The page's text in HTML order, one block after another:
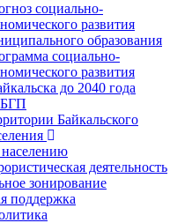
социально-
развития
образования
социально-
развития
до 2040 года
Байкальского
деятельность
зонирование
поддержка